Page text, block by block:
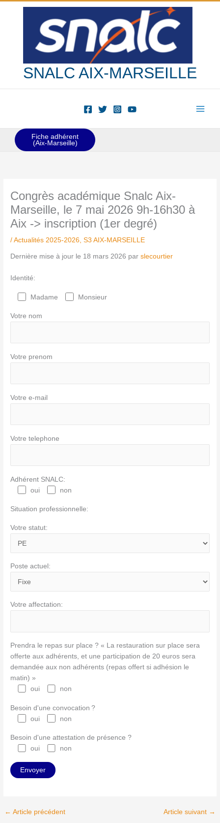
SNALC AIX-MARSEILLE
Fiche adhérent
(Aix-Marseille)
Congrès académique Snalc Aix-
Marseille, le 7 mai 2026 9h-16h30 à
Aix -> inscription (1er degré)
/Actualités 2025-2026 ,S3 AIX-MARSEILLE
Dernière mise à jour le 18 mars 2026 parslecourtier
Identité:
Madame Monsieur
Votre nom
Votre prenom
Votre e-mail
Votre telephone
Adhérent SNALC:
oui
non
Situation professionnelle:
Votre statut:
Poste actuel:
Votre affectation:
Prendra le repas sur place ? « La restauration sur place sera
offerte aux adhérents, et une participation de 20 euros sera
demandée aux non adhérents (repas offert si adhésion le
matin) »
oui
non
Besoin d'une convocation ?
oui
non
Besoin d'une attestation de présence ?
oui
non
← Article précédent Article suivant →